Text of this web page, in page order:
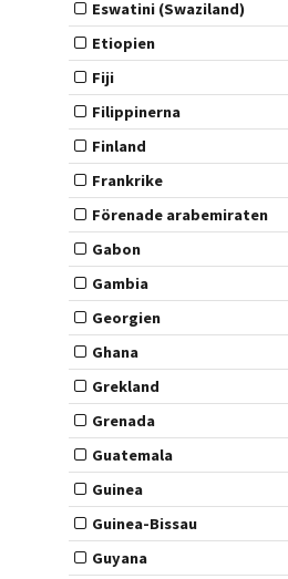
Eswatini (Swaziland)
Etiopien
Fiji
Filippinerna
Finland
Frankrike
Förenade arabemiraten
Gabon
Gambia
Georgien
Ghana
Grekland
Grenada
Guatemala
Guinea
Guinea-Bissau
Guyana